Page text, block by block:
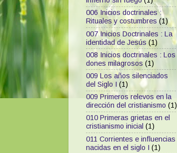
006 Inicios doctrinales :
Rituales y costumbres (1)
007 Inicios Doctrinales : La
identidad de Jesús (1)
008 Inicios doctrinales : Los
dones milagrosos (1)
009 Los años silenciados
del Siglo I (1)
009 Primeros relevos en la
dirección del cristianismo (1)
010 Primeras grietas en el
cristianismo inicial (1)
011 Corrientes e influencias
nacidas en el siglo I (1)